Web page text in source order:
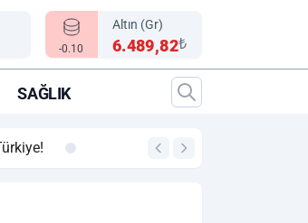
-0.10
Altın (Gr)
6.489,82₺
SAĞLIK
00:12